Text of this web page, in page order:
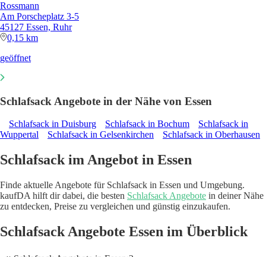
Rossmann
Am Porscheplatz 3-5
45127 Essen, Ruhr
0,15 km
geöffnet
Schlafsack Angebote in der Nähe von Essen
Schlafsack in Duisburg Schlafsack in Bochum
Schlafsack in
Wuppertal
Schlafsack in Gelsenkirchen Schlafsack in Oberhausen
Schlafsack im Angebot in Essen
Finde aktuelle Angebote für Schlafsack in Essen und Umgebung.
kaufDA hilft dir dabei, die besten Schlafsack Angebote in deiner Nähe
zu entdecken, Preise zu vergleichen und günstig einzukaufen.
Schlafsack Angebote Essen im Überblick